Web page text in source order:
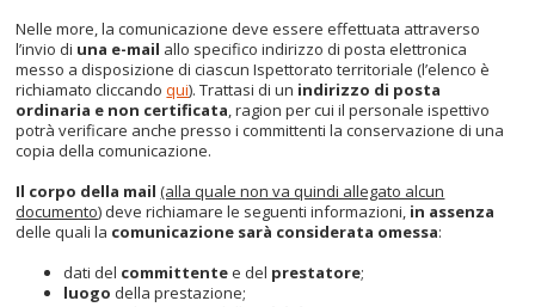
Nelle more, la comunicazione deve essere effettuata attraverso
l’invio di una e-mail allo specifico indirizzo di posta elettronica
messo a disposizione di ciascun Ispettorato territoriale (l’elenco è
richiamato cliccandoqui). Trattasi di un indirizzo di posta
ordinaria e non certificata, ragion per cui il personale ispettivo
potrà verificare anche presso i committenti la conservazione di una
copia della comunicazione.
Il corpo della mail (alla quale non va quindi allegato alcun
documento) deve richiamare le seguenti informazioni, in assenza
delle quali la comunicazione sarà considerata omessa:
dati del committentee del prestatore;
luogo della prestazione;